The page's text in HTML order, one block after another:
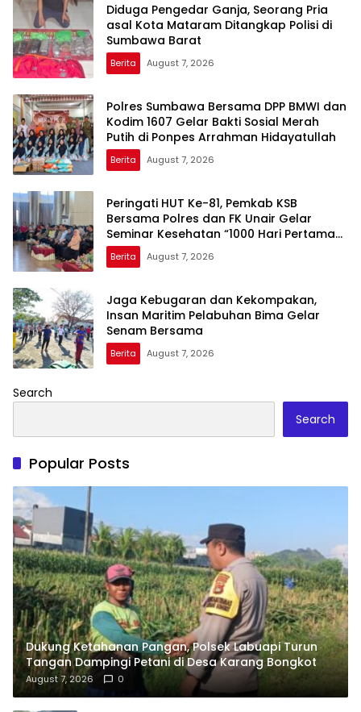
Diduga Pengedar Ganja, Seorang Pria
asal Kota Mataram Ditangkap Polisi di
Sumbawa Barat
Berita August 7, 2026
Polres Sumbawa Bersama DPP BMWI dan
Kodim 1607 Gelar Bakti Sosial Merah
Putih di Ponpes Arrahman Hidayatullah
Berita August 7, 2026
Peringati HUT Ke-81, Pemkab KSB
Bersama Polres dan FK Unair Gelar
Seminar Kesehatan “1000 Hari Pertama
Kehidupan”
Berita August 7, 2026
Jaga Kebugaran dan Kekompakan,
Insan Maritim Pelabuhan Bima Gelar
Senam Bersama
Berita August 7, 2026
Search
Search
Popular Posts
Dukung Ketahanan Pangan, Polsek Labuapi Turun
Tangan Dampingi Petani di Desa Karang Bongkot
August 7, 2026 0